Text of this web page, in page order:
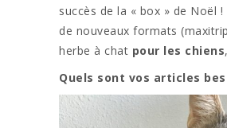
succès de la « box » de Noël !
de nouveaux formats
herbe à chat pour les chiens
Quels sont vos articles